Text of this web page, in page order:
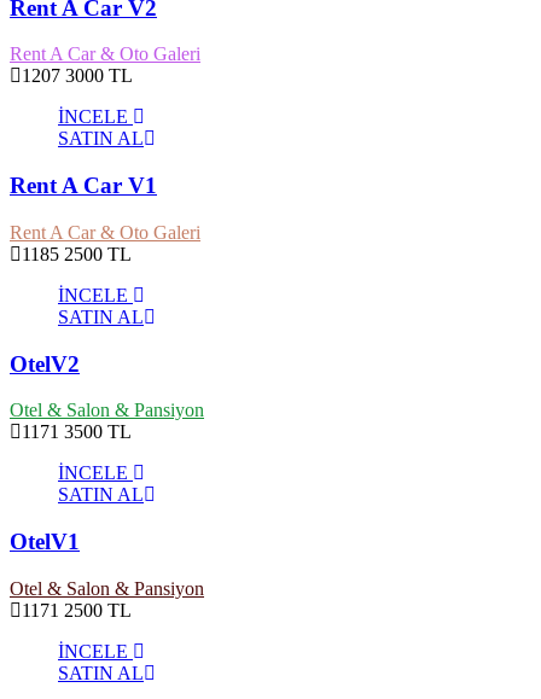
Rent A Car V2
Rent A Car & Oto Galeri
1207 3000 TL
İNCELE
SATIN AL
Rent A Car V1
Rent A Car & Oto Galeri
1185 2500 TL
İNCELE
SATIN AL
OtelV2
Otel & Salon & Pansiyon
1171 3500 TL
İNCELE
SATIN AL
OtelV1
Otel & Salon & Pansiyon
1171 2500 TL
İNCELE
SATIN AL